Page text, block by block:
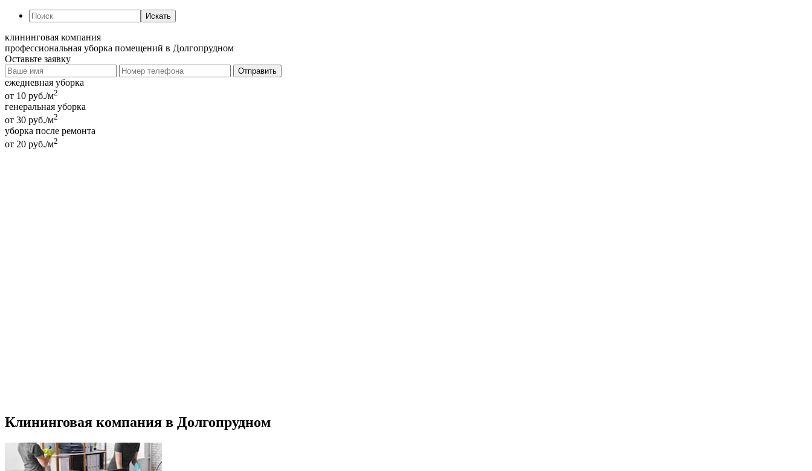
Искать
клининговая компания
профессиональная уборка помещений в Долгопрудном
Оставьте заявку
ежедневная уборка
от 10 руб./м2
генеральная уборка
от 30 руб./м2
уборка после ремонта
от 20 руб./м2
Клининговая компания в Долгопрудном